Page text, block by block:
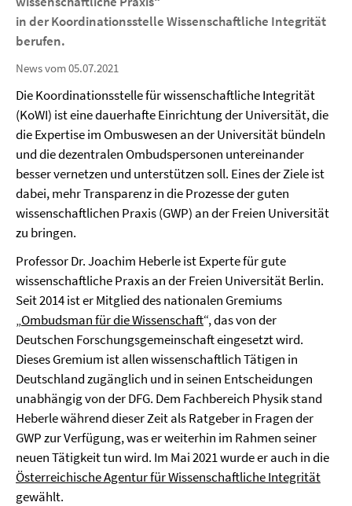
in der Koordinationsstelle Wissenschaftliche Integrität
berufen.
News vom 05.07.2021
Die Koordinationsstelle für wissenschaftliche Integrität
(KoWI) ist eine dauerhafte Einrichtung der Universität, die
die Expertise im Ombuswesen an der Universität bündeln
und die dezentralen Ombudspersonen untereinander
besser vernetzen und unterstützen soll. Eines der Ziele ist
dabei, mehr Transparenz in die Prozesse der guten
wissenschaftlichen Praxis (GWP) an der Freien Universität
zu bringen.
Professor Dr. Joachim Heberle ist Experte für gute
wissenschaftliche Praxis an der Freien Universität Berlin.
Seit 2014 ist er Mitglied des nationalen Gremiums
„Ombudsman für die Wissenschaft“, das von der
Deutschen Forschungsgemeinschaft eingesetzt wird.
Dieses Gremium ist allen wissenschaftlich Tätigen in
Deutschland zugänglich und in seinen Entscheidungen
unabhängig von der DFG. Dem Fachbereich Physik stand
Heberle während dieser Zeit als Ratgeber in Fragen der
GWP zur Verfügung, was er weiterhin im Rahmen seiner
neuen Tätigkeit tun wird. Im Mai 2021 wurde er auch in die
Österreichische Agentur für Wissenschaftliche Integrität
gewählt.